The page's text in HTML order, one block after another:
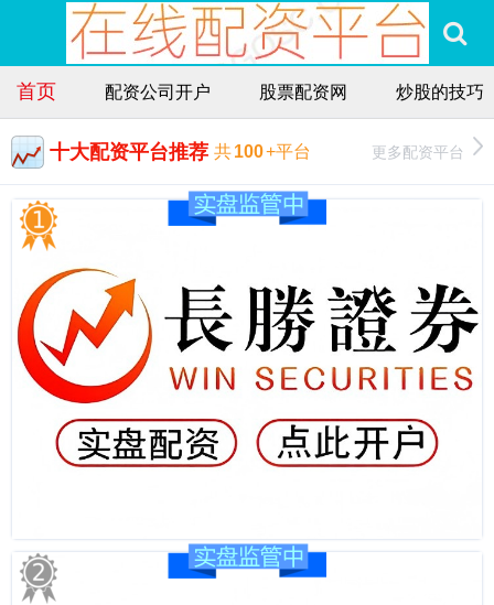
首页 配资公司开户 股票配资网 炒股的技巧
十大配资平台推荐 共100+平台 更多配资平台